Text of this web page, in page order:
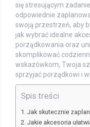
się stresującym
odpowiednie
swoją przestrzeń, aby
jak wybrać idealne
porządkowania oraz
skomplikować
wskazówkom, Twoja
sprzyjać porządkowi i
Spis treści
Jak skutecznie
Jakie akcesoria